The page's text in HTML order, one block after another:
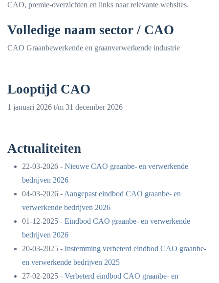
CAO, premie-overzichten en links naar relevante websites.
Volledige naam sector / CAO
CAO Graanbewerkende en graanverwerkende industrie
Looptijd CAO
1 januari 2026 t/m 31 december 2026
Actualiteiten
22-03-2026 - Nieuwe CAO graanbe- en verwerkende
bedrijven 2026
04-03-2026 - Aangepast eindbod CAO graanbe- en
verwerkende bedrijven 2026
01-12-2025 - Eindbod CAO graanbe- en verwerkende
bedrijven 2026
20-03-2025 - Instemming verbeterd eindbod CAO graanbe-
en verwerkende bedrijven 2025
27-02-2025 - Verbeterd eindbod CAO graanbe- en